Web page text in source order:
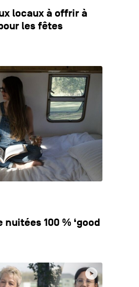
locaux à offrir à
les fêtes
100 % ‘good